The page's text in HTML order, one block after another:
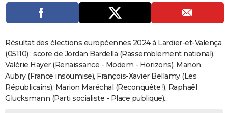
Dictionnaire
Biographies
Expressions
Proverbes
PROGRAMME TV
S'inscrire
Se connecter
Lycées
Collèges
Primaires
Universités
Entreprises
Service militaire
Avis de recherche
AVIS DE DÉCÈS
FORUM
Bricolage
Lifestyle
Culture
SportAuto
Television
Voyage
Cinema
Résultat des élections européennes 2024 à Lardier-et-Valença
(05110) : score de Jordan Bardella (Rassemblement national),
Valérie Hayer (Renaissance - Modem - Horizons), Manon
Aubry (France insoumise), François-Xavier Bellamy (Les
Républicains), Marion Maréchal (Reconquête !), Raphaël
Glucksmann (Parti socialiste - Place publique)...